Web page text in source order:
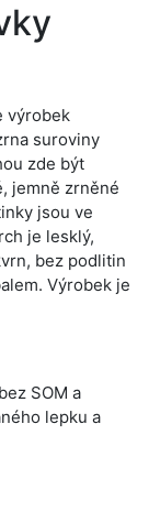
výrobek
suroviny
zde být
jemně zrněné
jsou ve
je lesklý,
bez podlitin
Výrobek je
SOM a
lepku a